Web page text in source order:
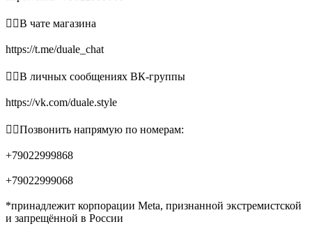
👉🏻В чате магазина
https://t.me/duale_chat
👉🏻В личных сообщениях ВК-группы
https://vk.com/duale.style
👉🏻Позвонить напрямую по номерам:
+79022999868
+79022999068
*принадлежит корпорации Meta, признанной экстремистской
и запрещённой в России